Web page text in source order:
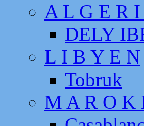
A L G E R
DELY
L I B Y E N
Tobruk
M A R O K